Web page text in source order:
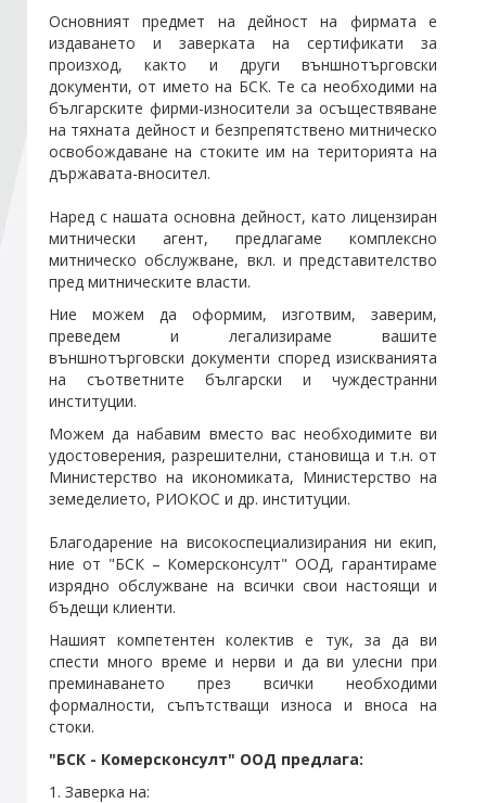
Проекти
Членове
Стани член
Основният предмет на дейност на фирмата е
издаването и заверката на сертификати за
произход, както и други външнотърговски
документи, от името на БСК. Те са необходими на
българските фирми-износители за осъществяване
на тяхната дейност и безпрепятствено митническо
освобождаване на стоките им на територията на
държавата-вносител.
Наред с нашата основна дейност, като лицензиран
митнически агент, предлагаме комплексно
митническо обслужване, вкл. и представителство
пред митническите власти.
Ние можем да оформим, изготвим, заверим,
преведем и легализираме вашите
външнотърговски документи според изискванията
на съответните български и чуждестранни
институции.
Можем да набавим вместо вас необходимите ви
удостоверения, разрешителни, становища и т.н. от
Министерство на икономиката, Министерство на
земеделието, РИОКОС и др. институции.
Благодарение на високоспециализирания ни екип,
ние от "БСК – Комерсконсулт" ООД, гарантираме
изрядно обслужване на всички свои настоящи и
бъдещи клиенти.
Нашият компетентен колектив е тук, за да ви
спести много време и нерви и да ви улесни при
преминаването през всички необходими
формалности, съпътстващи износа и вноса на
стоки.
"БСК - Комерсконсулт" ООД предлага:
1. Заверка на: